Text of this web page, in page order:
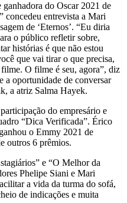
do Oscar 2021 de
concedeu entrevista a Mari
de ‘Eternos’. “Eu diria
o público refletir sobre,
histórias é que não estou
que vai tirar o que precisa,
O filme é seu, agora”, diz
a oportunidade de conversar
a atriz Salma Hayek.
do empresário e
“Dica Verificada”. Érico
o Emmy 2021 de
outros 6 prêmios.
e “O Melhor da
Phelipe Siani e Mari
a vida da turma do sofá,
de indicações e muita